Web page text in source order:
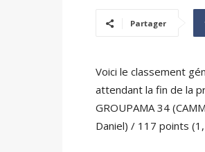
Partager
Voici le classement
attendant la fin de la
GROUPAMA 34
Daniel) / 117 points